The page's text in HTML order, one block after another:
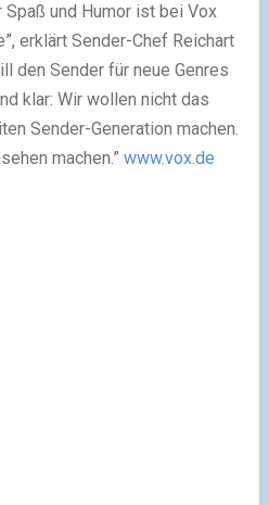
und Humor ist bei Vox
erklärt Sender-Chef Reichart
den Sender für neue Genres
klar: Wir wollen nicht das
Sender-Generation machen.
machen.” www.vox.de